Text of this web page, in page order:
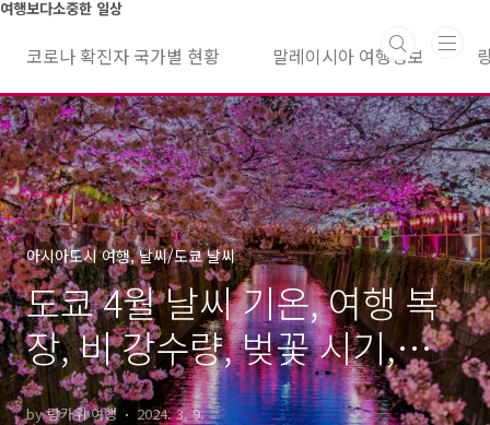
본문 바로가기
여행보다소중한 일상
코로나 확진자 국가별 현황 말레이시아 여행정보
아시아도시 여행, 날씨/도쿄 날씨
도쿄 4월 날씨 기온, 여행 복
장, 비 강수량, 벚꽃 시기,
esim 할인, 속소 가격.
by 랑카위 여행 2024. 3. 9.